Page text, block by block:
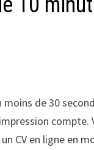
10
de 30
compte.
CV en ligne en